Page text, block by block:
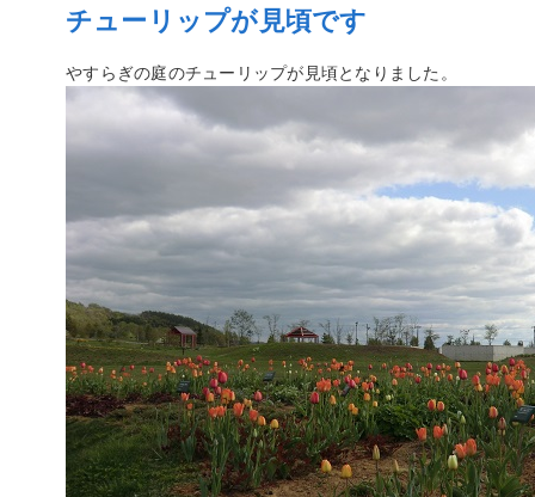
チューリップが見頃です
やすらぎの庭のチューリップが見頃となりました。